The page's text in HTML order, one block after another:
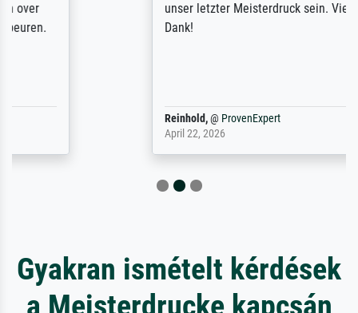
unser letzter Meisterdruck sein. Vielen
ProvenExpert
Gyakran ismételt kérdések
a Meisterdrucke kapcsán